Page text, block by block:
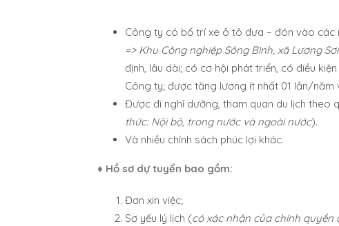
Công ty có bố trí xe ô tô đưa – đón vào
=> Khu Công nghiệp Sông Bình, xã Lương
định, lâu dài; có cơ hội phát triển, có điều
Công ty; được tăng lương ít nhất 01 lần/
Được đi nghỉ dưỡng, tham quan du lịch theo
thức: Nội bộ, trong nước và ngoài nước).
Và nhiều chính sách phúc lợi khác.
♦ Hồ sơ dự tuyển bao gồm:
Đơn xin việc;
Sơ yếu lý lịch (có xác nhận của chính quyền